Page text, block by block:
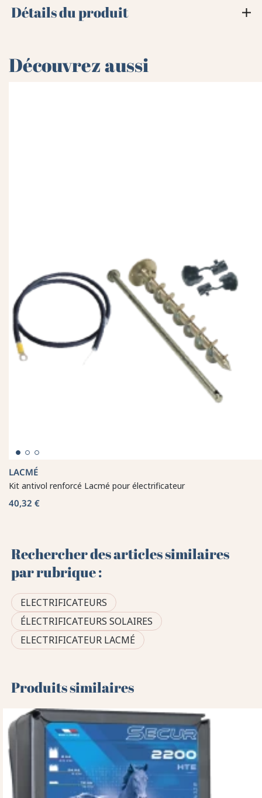
Détails du produit
Découvrez aussi
LACMÉ
Kit antivol renforcé Lacmé pour électrificateur
40,32 €
Rechercher des articles similaires
par rubrique :
ELECTRIFICATEURS
ÉLECTRIFICATEURS SOLAIRES
ELECTRIFICATEUR LACMÉ
Produits similaires